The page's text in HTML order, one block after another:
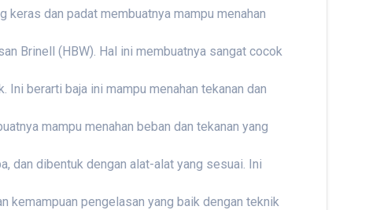
keras dan padat membuatnya mampu menahan
Brinell (HBW). Hal ini membuatnya sangat cocok
berarti baja ini mampu menahan tekanan dan
mampu menahan beban dan tekanan yang
dan dibentuk dengan alat-alat yang sesuai. Ini
kemampuan pengelasan yang baik dengan teknik